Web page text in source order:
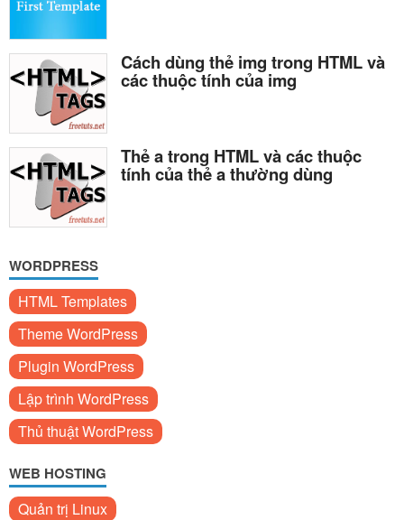
Cách dùng thẻ img trong HTML và
các thuộc tính của img
Thẻ a trong HTML và các thuộc
tính của thẻ a thường dùng
WORDPRESS
HTML Templates
Theme WordPress
Plugin WordPress
Lập trình WordPress
Thủ thuật WordPress
WEB HOSTING
Quản trị Linux